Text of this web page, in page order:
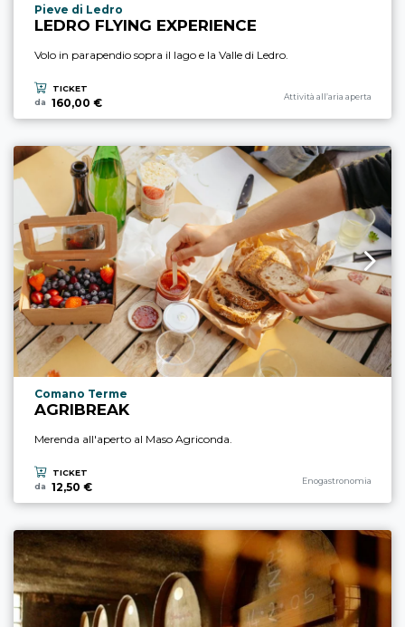
Località esperienza
Pieve di Ledro
LEDRO FLYING EXPERIENCE
Volo in parapendio sopra il lago e la Valle di Ledro.
TICKET
da
160,00 €
Categoria esperienza
Attività all’aria aperta
Località esperienza
Comano Terme
AGRIBREAK
Merenda all'aperto al Maso Agriconda.
TICKET
da
12,50 €
Categoria esperienza
Enogastronomia